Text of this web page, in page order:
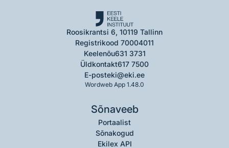
Roosikrantsi 6, 10119 Tallinn
Registrikood 70004011
Keelenõu631 3731
Üldkontakt617 7500
E-posteki@eki.ee
Wordweb App 1.48.0
Sõnaveeb
Portaalist
Sõnakogud
Ekilex API